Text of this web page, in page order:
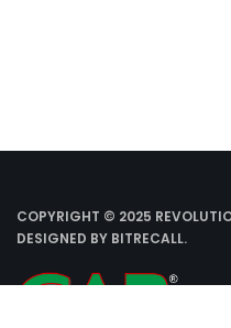
COPYRIGHT © 2025
DESIGNED BY BITRECALL.